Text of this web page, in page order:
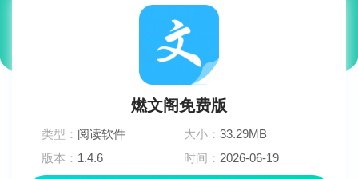
燃文阁免费版
类型： 阅读软件 大小：33.29MB
版本： 1.4.6 时间： 2026-06-19